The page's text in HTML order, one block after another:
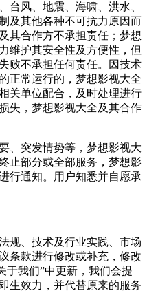
台风、地震、海啸、洪水、
及其他各种不可抗力原因而
其合作方不承担责任；梦想
维护其安全性及方便性，但
败不承担任何责任。因技术
正常运行的，梦想影视大全
关单位配合，及时处理进行
失，梦想影视大全及其合作
、突发情势等，梦想影视大
止部分或全部服务，梦想影
行通知。用户知悉并自愿承
规、技术及行业实践、市场
条款进行修改或补充，修改
于我们”中更新，我们会提
生效力，并代替原来的服务